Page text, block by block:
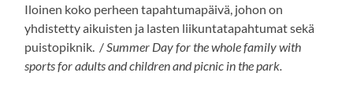
Iloinen koko perheen tapahtumapäivä, johon on
yhdistetty aikuisten ja lasten liikuntatapahtumat sekä
puistopiknik. / Summer Day for the whole family with
sports for adults and children and picnic in the park.